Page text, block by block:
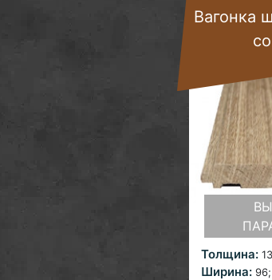
Вагонка
Толщина: 13
Ширина: